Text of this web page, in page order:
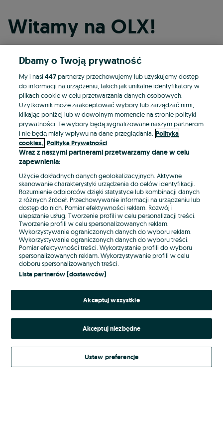
Witamy na OLX!
Kontynuuj przez Facebooka
Kontynuuj przez konto Apple
Kontynuuj przez konto Google
LUB
E-mail
Hasło
Nie pamiętasz hasła?
Zaloguj się
Kontynuując za pośrednictwem jednego z dostawców wskazanych powyżej,
Regulamin serwisuOLX.pl w jego aktualnym brzmieniu.
Dbamy o Twoją prywatność
My i nasi447partnerzy przechowujemy lub uzyskujemy dostęp
do informacji na urządzeniu, takich jak unikalne identyfikatory w
plikach cookie w celu przetwarzania danych osobowych.
Użytkownik może zaakceptować wybory lub zarządzać nimi,
klikając poniżej lub w dowolnym momencie na stronie polityki
prywatności. Te wybory będą sygnalizowane naszym partnerom
i nie będą miały wpływu na dane przeglądania. Polityka
cookies, Polityka Prywatności
Wraz z naszymi partnerami przetwarzamy dane w celu
zapewnienia:
Użycie dokładnych danych geolokalizacyjnych. Aktywne
skanowanie charakterystyki urządzenia do celów identyfikacji.
Rozumienie odbiorców dzięki statystyce lub kombinacji danych
z różnych źródeł. Przechowywanie informacji na urządzeniu lub
dostęp do nich. Pomiar efektywności reklam. Rozwój i
ulepszanie usług. Tworzenie profili w celu personalizacji treści.
Tworzenie profili w celu spersonalizowanych reklam.
Wykorzystywanie ograniczonych danych do wyboru reklam.
Wykorzystywanie ograniczonych danych do wyboru treści.
Pomiar efektywności treści. Wykorzystanie profili do wyboru
spersonalizowanych reklam. Wykorzystywanie profili w celu
doboru spersonalizowanych treści.
Lista partnerów (dostawców)
Akceptuj wszystkie
Akceptuj niezbędne
Ustaw preferencje